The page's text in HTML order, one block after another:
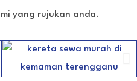
yang rujukan anda.